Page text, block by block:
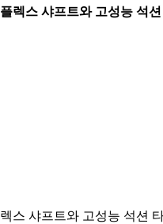
렉스 샤프트와 고성능 석션
스 샤프트와 고성능 석션